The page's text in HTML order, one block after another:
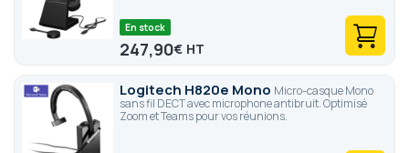
En stock
247,90€
Logitech H820e Mono Micro-casque Mono
sans fil DECT avec microphone antibruit. Optimisé
Zoom et Teams pour vos réunions.